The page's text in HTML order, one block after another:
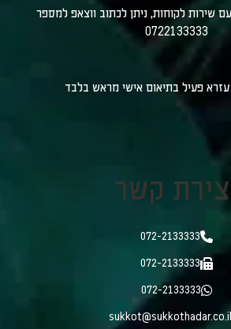
שירות לקוחות, ניתן לכתוב ווצאפ למספר
0722133333
פעיל בתיאום אישי מראש בלבד
קשר
072-2133333
072-2133333
072-2133333